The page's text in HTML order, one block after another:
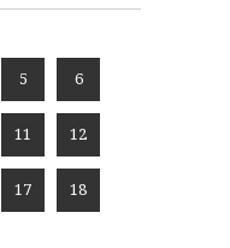
5 6
11 12
17 18